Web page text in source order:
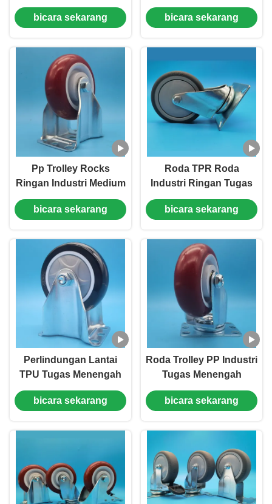
Industri Tunggal 5
"Kunci Kaku Putar
Senyap Perlindungan
Lantai
bicara sekarang
Axis TPR Wheels
Castors Singel 4
Untuk Gerobak Medis
bicara sekarang
Pp Trolley Rocks
Ringan Industri Medium
Tugas Casters 5
"lockable rumah dan
bicara sekarang
Roda TPR Roda
Industri Ringan Tugas
Sedang Inti Karet Roda
3" Kaku Dapat Dikunci
Perakitan Kereta
Transportasi
bicara sekarang
Perlindungan Lantai
TPU Tugas Menengah
Castors Roda Tunggal 4
"terkunci Karet Makan
Buffet
bicara sekarang
Roda Trolley PP Industri
Tugas Menengah
Castors Roda Tunggal 3
"terkunci kaku Berputar
Trolley Penanganan
bicara sekarang